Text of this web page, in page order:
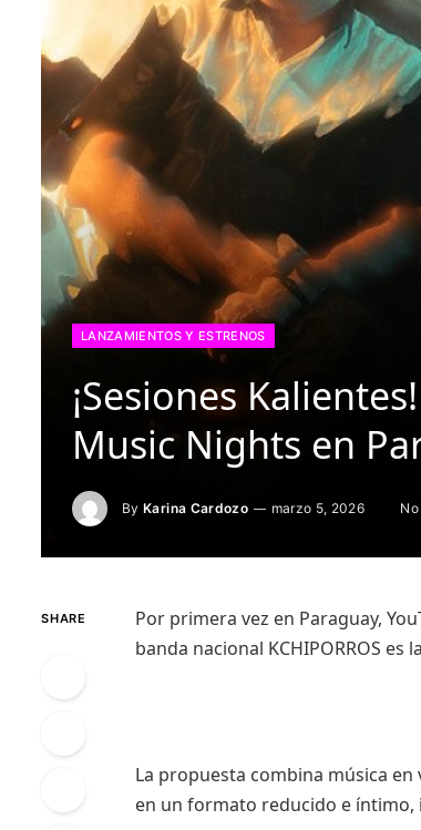
LANZAMIENTOS Y ESTRENOS
¡Sesiones
Music Nights en
By Karina Cardozo marzo 5, 2026
SHARE
Por primera vez en Paraguay,
banda nacional KCHIPORROS
La propuesta combina música
en un formato reducido e íntimo,